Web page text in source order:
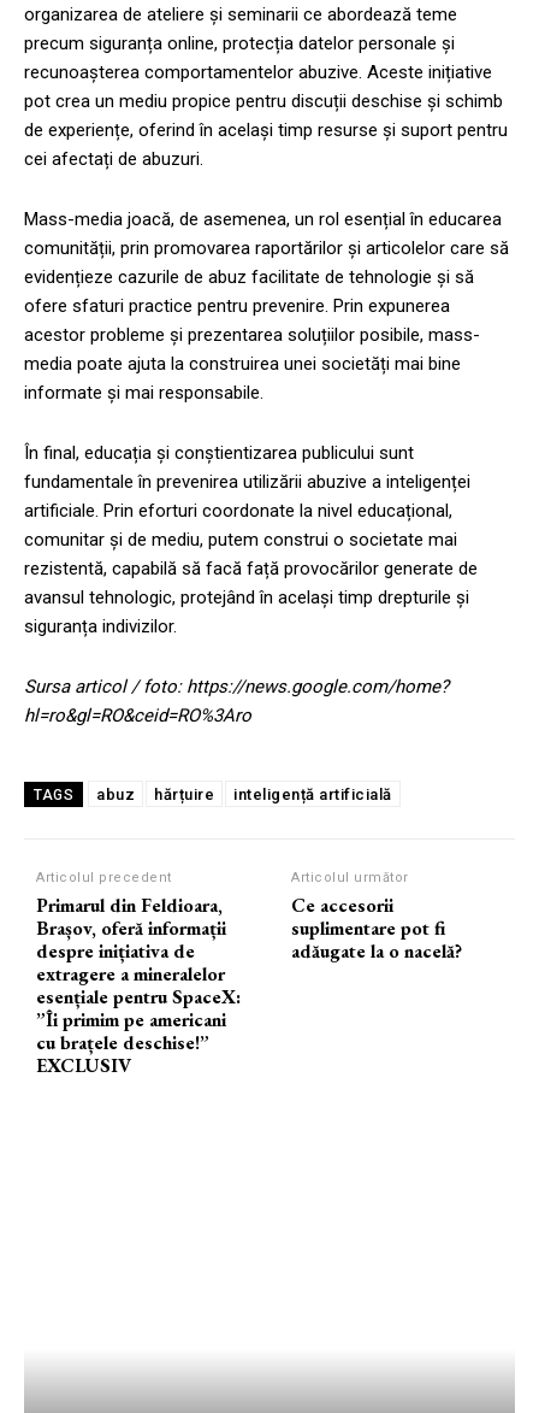
organizarea de ateliere și seminarii ce abordează teme
precum siguranța online, protecția datelor personale și
recunoașterea comportamentelor abuzive. Aceste inițiative
pot crea un mediu propice pentru discuții deschise și schimb
de experiențe, oferind în același timp resurse și suport pentru
cei afectați de abuzuri.
Mass-media joacă, de asemenea, un rol esențial în educarea
comunității, prin promovarea raportărilor și articolelor care să
evidențieze cazurile de abuz facilitate de tehnologie și să
ofere sfaturi practice pentru prevenire. Prin expunerea
acestor probleme și prezentarea soluțiilor posibile, mass-
media poate ajuta la construirea unei societăți mai bine
informate și mai responsabile.
În final, educația și conștientizarea publicului sunt
fundamentale în prevenirea utilizării abuzive a inteligenței
artificiale. Prin eforturi coordonate la nivel educațional,
comunitar și de mediu, putem construi o societate mai
rezistentă, capabilă să facă față provocărilor generate de
avansul tehnologic, protejând în același timp drepturile și
siguranța indivizilor.
Sursa articol / foto: https://news.google.com/home?
hl=ro&gl=RO&ceid=RO%3Aro
TAGS abuz hărțuire inteligență artificială
Articolul precedent
Primarul din Feldioara,
Brașov, oferă informații
despre inițiativa de
extragere a mineralelor
esențiale pentru SpaceX:
”Îi primim pe americani
cu brațele deschise!”
EXCLUSIV
Articolul următor
Ce accesorii
suplimentare pot fi
adăugate la o nacelă?